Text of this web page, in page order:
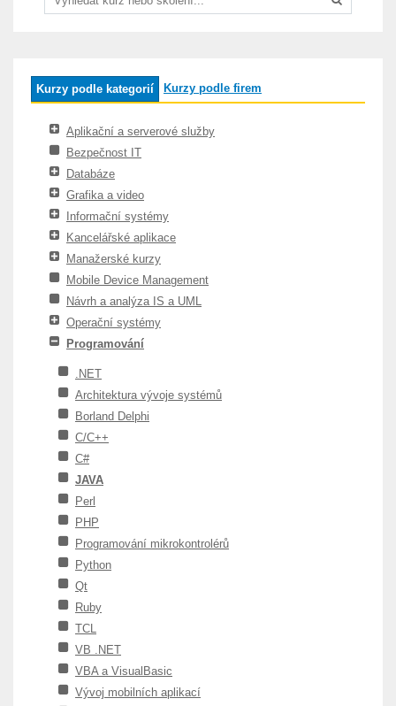
Kurzy podle kategorií Kurzy podle firem
Aplikační a serverové služby
Bezpečnost IT
Databáze
Grafika a video
Informační systémy
Kancelářské aplikace
Manažerské kurzy
Mobile Device Management
Návrh a analýza IS a UML
Operační systémy
Programování
.NET
Architektura vývoje systémů
Borland Delphi
C/C++
C#
JAVA
Perl
PHP
Programování mikrokontrolérů
Python
Qt
Ruby
TCL
VB .NET
VBA a VisualBasic
Vývoj mobilních aplikací